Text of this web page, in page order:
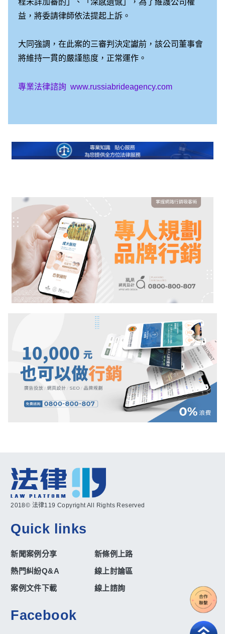
程未詳加審酌」、「深感遺憾」，為了維護公司權
益，將委請律師依法提起上訴。
大同強調，在此案的三審判決定讞前，該公司董事會
將維持一貫的嚴謹態度，正常運作。
專業法律諮詢www.russiabrideagency.com
2018© 法律119 Copyright All Rights Reserved
Quick links
新聞案例分享
新條例上路
熱門糾紛Q&A
線上討論區
案例文件下載
線上諮詢
Facebook